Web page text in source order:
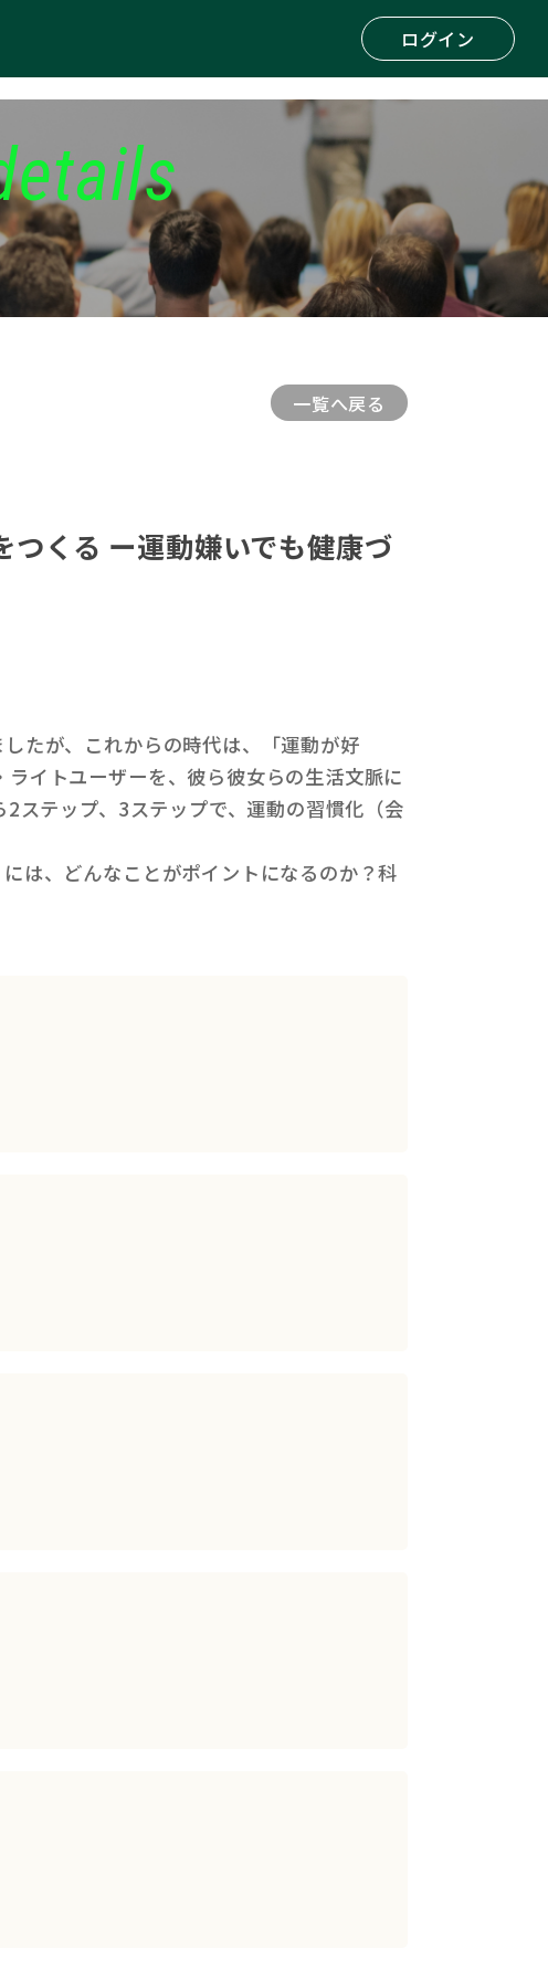
ログイン
一覧へ戻る
つくる ー運動嫌いでも健康づ
たが、これからの時代は、「運動が好
イトユーザーを、彼ら彼女らの生活文脈に
ステップ、3ステップで、運動の習慣化（会
は、どんなことがポイントになるのか？科